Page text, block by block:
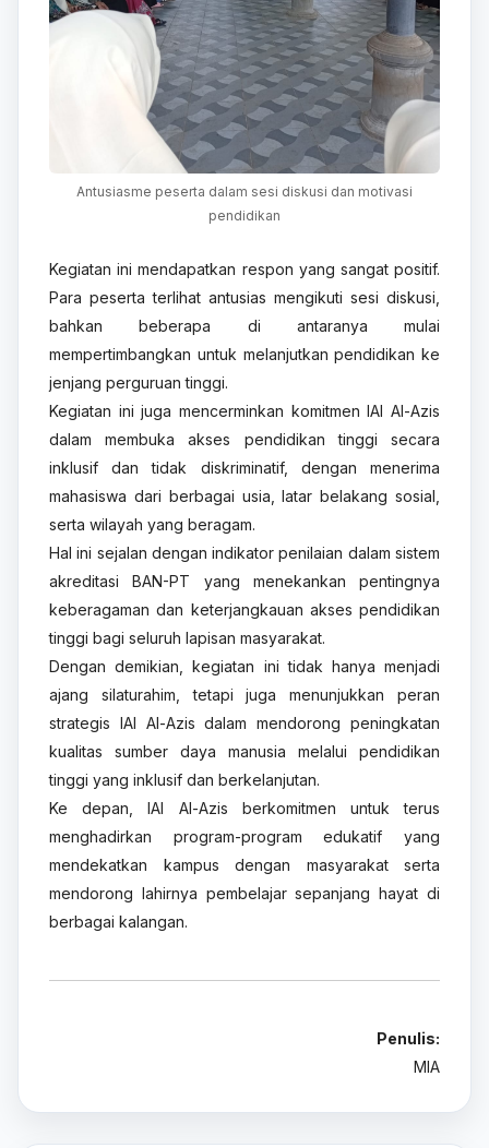
Antusiasme peserta dalam sesi diskusi dan motivasi
pendidikan
Kegiatan ini mendapatkan respon yang sangat positif.
Para peserta terlihat antusias mengikuti sesi diskusi,
bahkan beberapa di antaranya mulai
mempertimbangkan untuk melanjutkan pendidikan ke
jenjang perguruan tinggi.
Kegiatan ini juga mencerminkan komitmen IAI Al-Azis
dalam membuka akses pendidikan tinggi secara
inklusif dan tidak diskriminatif, dengan menerima
mahasiswa dari berbagai usia, latar belakang sosial,
serta wilayah yang beragam.
Hal ini sejalan dengan indikator penilaian dalam sistem
akreditasi BAN-PT yang menekankan pentingnya
keberagaman dan keterjangkauan akses pendidikan
tinggi bagi seluruh lapisan masyarakat.
Dengan demikian, kegiatan ini tidak hanya menjadi
ajang silaturahim, tetapi juga menunjukkan peran
strategis IAI Al-Azis dalam mendorong peningkatan
kualitas sumber daya manusia melalui pendidikan
tinggi yang inklusif dan berkelanjutan.
Ke depan, IAI Al-Azis berkomitmen untuk terus
menghadirkan program-program edukatif yang
mendekatkan kampus dengan masyarakat serta
mendorong lahirnya pembelajar sepanjang hayat di
berbagai kalangan.
Penulis:
MIA